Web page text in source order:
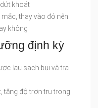
khoát
thay vào đó nên
không
định kỳ
lau sạch bụi và tra
tăng độ trơn tru trong